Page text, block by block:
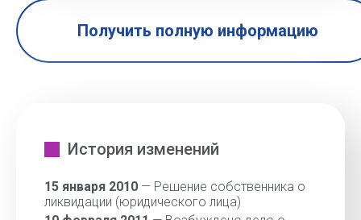
Получить полную информацию
История изменений
15 января 2010 — Решение собственника о
ликвидации (юридического лица)